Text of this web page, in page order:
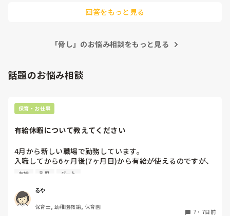
まりいないです。（系列園からの異動）
とりあえず、来年は一緒に組みたくない意思を園長に示す予
容ではなく怒鳴った側の意見を周囲に伝えられる）
想を振りまきつつ、小声で「お前はそっちやっとけよ」とい
われることがあった（例：「太っていても良い事ない」「痩
せるためにお腹にサランラップを巻きなさい」といった発
その他、子供に対しても👇
の？」と否定的・威圧的に個人を責めたり、羞恥心を刺激す
	•	1歳児に対し「○○ちゃんは食べて偉いけど、○○く
んは全然食べないね」と比較し、無理に口に食事を押し込む
ような場面が複数回あった。
わりで、子供が脅える/固まる/泣く姿が毎日(保護者等から通
報が来たとて改善無し)
etc.....他にもあげようと思えば沢山あります。
アケースではないかと私は感じました。
まずは辞められて良かったです。辛い経験からいまは少しずつ
その方の特徴は誰も知らなかったのですかね？
てメモして(時間まで笑)文句を言われたらこう言ってましたと
伝えたりして微力ながら戦います…笑
かね…
さんいるので、いつか巡り会えるといいなあと思います。長々
と失礼しました。
回答をもっと見る
「脅し」のお悩み相談をもっと見る
話題のお悩み相談
保育・お仕事
有給休暇について教えてください
4月から新しい職場で勤務しています。
入職してから6ヶ月後(7ヶ月目)から有給が使えるのですが、
今4ヶ月。
今までは4ヶ月目から使えていたような？
皆さんのところは新しい職員はいつから有給が使用出来ます
か？
有給 乳児 パート
るや
保育士, 幼稚園教諭, 保育園
7 ・ 7日前